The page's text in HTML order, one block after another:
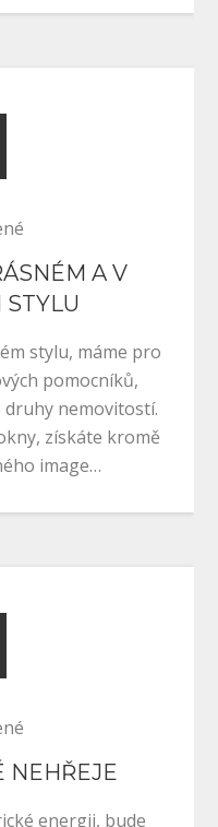
A V
stylu, máme pro
pomocníků,
nemovitostí.
získáte kromě
image…
NEHŘEJE
energii, bude